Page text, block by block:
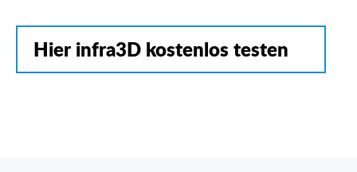
Hier infra3D kostenlos testen